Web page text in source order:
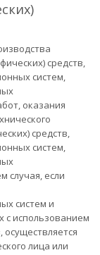
средств,
систем,
оказания
средств,
систем,
случая, если
систем и
использованием
лица или